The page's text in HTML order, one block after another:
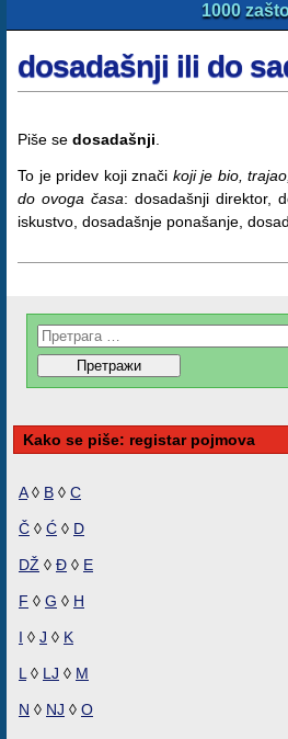
1000
dosadašnji ili do
Piše se dosadašnji
To je pridev koji znači koji je bio,
do ovoga časa: dosadašnji direktor,
iskustvo, dosadašnje ponašanje,
Kako se piše: registar pojmova
A◊ B ◊ C
Č ◊ Ć ◊ D
DŽ ◊ Đ ◊ E
F ◊ G ◊ H
I ◊ J ◊ K
L ◊ LJ ◊ M
N ◊ NJ ◊ O